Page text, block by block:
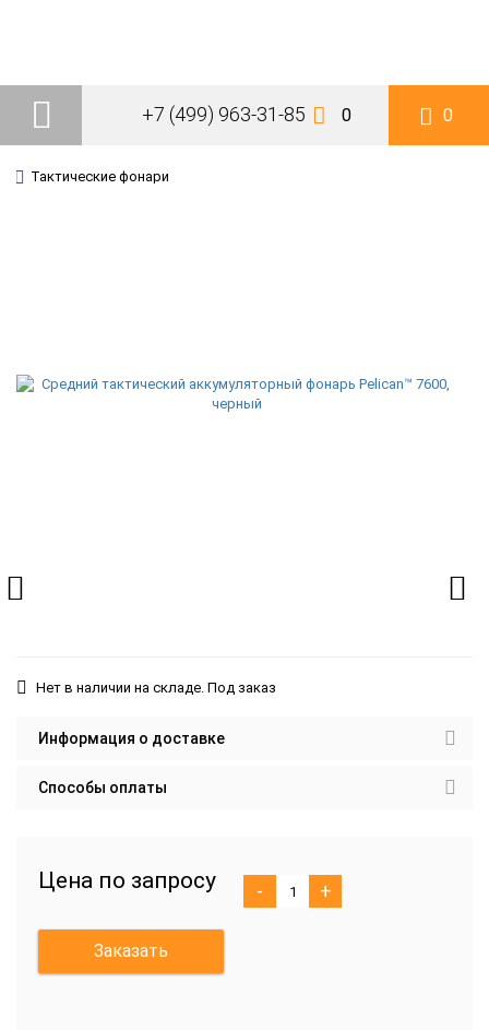
+7 (499) 963-31-85 0 0
Тактические фонари
Нет в наличии на складе. Под заказ
Информация о доставке
Способы оплаты
Цена по запросу - +
Заказать